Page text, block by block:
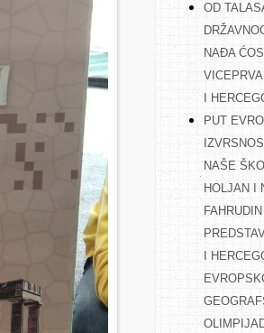
OD
NAĐA
I
PUT
NAŠE
HOLJAN I
I